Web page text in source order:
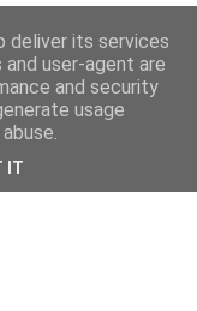
deliver its services
user-agent are
and security
usage
IT